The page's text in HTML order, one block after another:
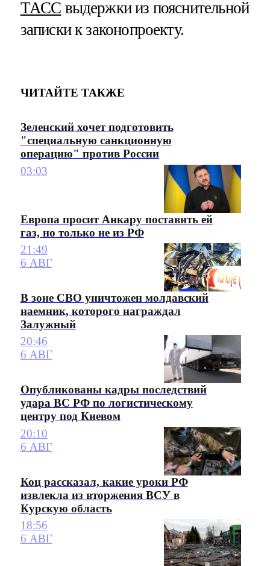
ТАСС выдержки из пояснительной
записки к законопроекту.
ЧИТАЙТЕ ТАКЖЕ
Зеленский хочет подготовить
"специальную санкционную
операцию" против России
03:03
Европа просит Анкару поставить ей
газ, но только не из РФ
21:49
6 АВГ
В зоне СВО уничтожен молдавский
наемник, которого награждал
Залужный
20:46
6 АВГ
Опубликованы кадры последствий
удара ВС РФ по логистическому
центру под Киевом
20:10
6 АВГ
Коц рассказал, какие уроки РФ
извлекла из вторжения ВСУ в
Курскую область
18:56
6 АВГ